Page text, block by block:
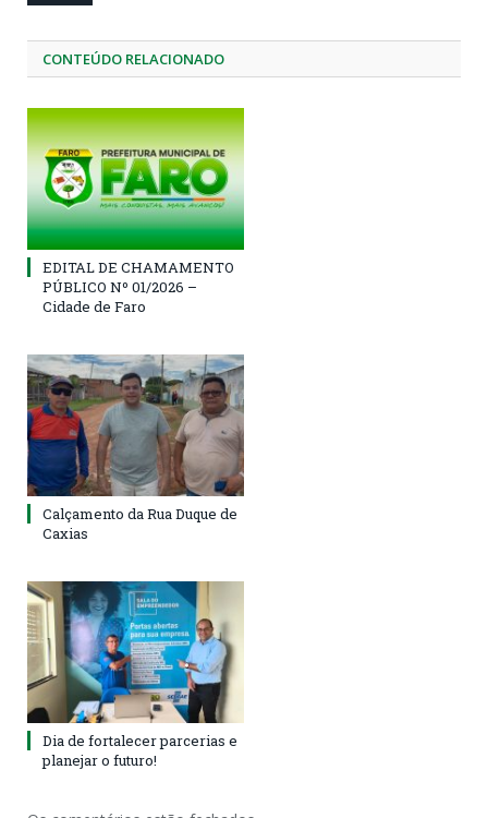
CONTEÚDO RELACIONADO
EDITAL DE CHAMAMENTO
PÚBLICO Nº 01/2026 –
Cidade de Faro
Calçamento da Rua Duque de
Caxias
Dia de fortalecer parcerias e
planejar o futuro!